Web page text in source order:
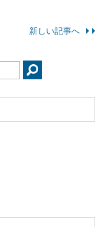
新しい記事へ